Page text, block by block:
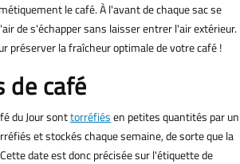
le café. À l'avant de chaque sac se
de s'échapper sans laisser entrer l'air extérieur.
préserver la fraîcheur optimale de votre café !
de café
du Jour sonttorréfiésen petites quantités par un
et stockés chaque semaine, de sorte que la
date est donc précisée sur l'étiquette de